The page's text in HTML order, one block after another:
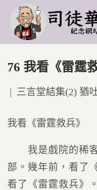
76 我看《雷霆
Posted
三言堂結集(2) 猶
我看《雷霆救兵》
我是戲院的稀客
部。幾年前，看了
看了《雷霆救兵》